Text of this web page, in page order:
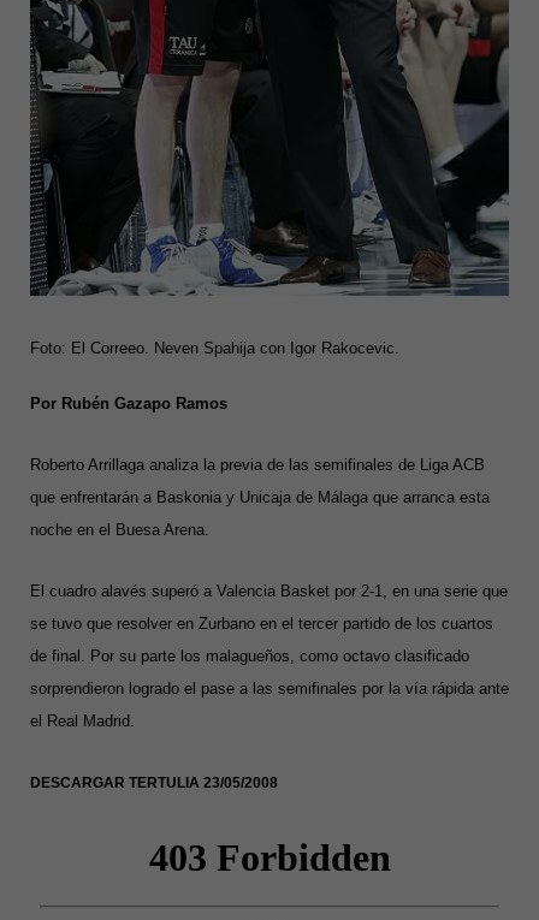
Foto: El Correeo. Neven Spahija con Igor Rakocevic.
Por Rubén Gazapo Ramos
Roberto Arrillaga analiza la previa de las semifinales de Liga ACB
que enfrentarán a Baskonia y Unicaja de Málaga que arranca esta
noche en el Buesa Arena.
El cuadro alavés superó a Valencia Basket por 2-1, en una serie que
se tuvo que resolver en Zurbano en el tercer partido de los cuartos
de final. Por su parte los malagueños, como octavo clasificado
sorprendieron logrado el pase a las semifinales por la vía rápida ante
el Real Madrid.
DESCARGAR TERTULIA 23/05/2008